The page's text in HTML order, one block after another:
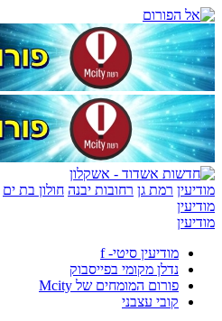
מודיעין רמת גן רחובות יבנה חולון בת ים
מודיעין
מודיעין
מודיעין סיטי- f
נדלן מקומי בפייסבוק
פורום המומחים של Mcity
קובי עצבני